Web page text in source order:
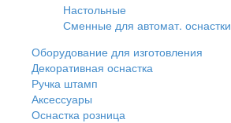
Настольные
Сменные для автомат. оснастки
Оборудование для изготовления
Декоративная оснастка
Ручка штамп
Аксессуары
Оснастка розница